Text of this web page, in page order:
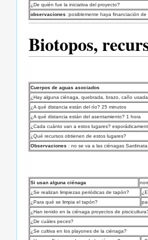
¿De quién fue la iniciativa del proyecto?
observaciones :posiblemente haya financiación
Biotopos,
Cuerpos de aguas asociados
¿Hay alguna ciénaga, quebrada, brazo, caño
¿A qué distancia están del río? 25 minutos
¿A qué distancia están del asentamiento? 1 hora
¿Cada cuánto van a estos lugares?
¿Qué recursos obtienen de estos lugares?
Observaciones : no se va a las ciénagas
Si usan alguna ciénaga
¿Se realizan limpiezas periódicas de tapón?
¿Para qué se limpia el tapón?
¿Han tenido en la ciénaga proyectos de
¿De cuáles peces?
¿Se cultiva en los playones de la ciénaga?